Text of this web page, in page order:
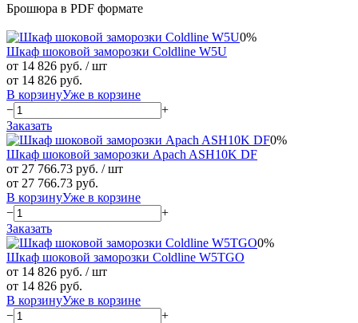
Брошюра в PDF формате
0%
Шкаф шоковой заморозки Coldline W5U
от 14 826 руб. / шт
от 14 826 руб.
В корзинуУже в корзине
−
+
Заказать
0%
Шкаф шоковой заморозки Apach ASH10K DF
от 27 766.73 руб. / шт
от 27 766.73 руб.
В корзинуУже в корзине
−
+
Заказать
0%
Шкаф шоковой заморозки Coldline W5TGO
от 14 826 руб. / шт
от 14 826 руб.
В корзинуУже в корзине
−
+